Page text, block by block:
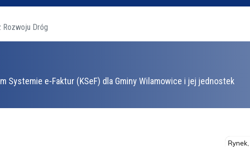
Rozwoju Dróg
Systemie e-Faktur (KSeF) dla Gminy Wilamowice i jej jednostek